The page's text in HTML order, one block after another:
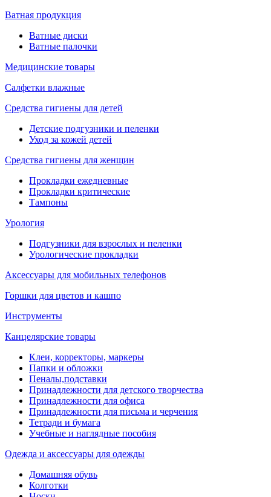
Ватная продукция
Ватные диски
Ватные палочки
Медицинские товары
Салфетки влажные
Средства гигиены для детей
Детские подгузники и пеленки
Уход за кожей детей
Средства гигиены для женщин
Прокладки ежедневные
Прокладки критические
Тампоны
Урология
Подгузники для взрослых и пеленки
Урологические прокладки
Аксессуары для мобильных телефонов
Горшки для цветов и кашпо
Инструменты
Канцелярские товары
Клеи, корректоры, маркеры
Папки и обложки
Пеналы,подставки
Принадлежности для детского творчества
Принадлежности для офиса
Принадлежности для письма и черчения
Тетради и бумага
Учебные и наглядные пособия
Одежда и аксессуары для одежды
Домашняя обувь
Колготки